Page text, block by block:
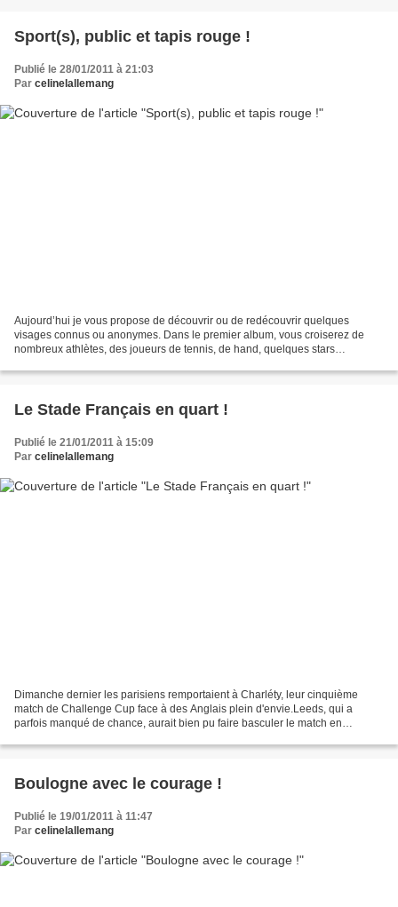
Sport(s), public et tapis rouge !
Publié le 28/01/2011 à 21:03
Par celinelallemang
Aujourd’hui je vous propose de découvrir ou de redécouvrir quelques
visages connus ou anonymes. Dans le premier album, vous croiserez de
nombreux athlètes, des joueurs de tennis, de hand, quelques stars
Le Stade Français en quart !
Publié le 21/01/2011 à 15:09
Par celinelallemang
Dimanche dernier les parisiens remportaient à Charléty, leur cinquième
match de Challenge Cup face à des Anglais plein d'envie.Leeds, qui a
parfois manqué de chance, aurait bien pu faire basculer le match en
Boulogne avec le courage !
Publié le 19/01/2011 à 11:47
Par celinelallemang